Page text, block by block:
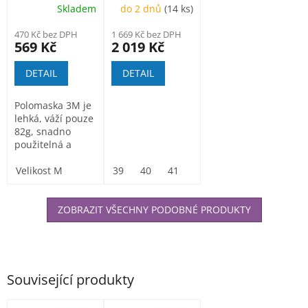
Související produkty
Skladem
470 Kč bez DPH
569 Kč
DETAIL
Polomaska 3M je
lehká, váží pouze
82g, snadno
použitelná a
údržbu....
Velikost M
do 2 dnů(14 ks)
1 669 Kč bez DPH
2 019 Kč
DETAIL
39 40 41
ZOBRAZIT VŠECHNY PODOBNÉ PRODUKTY